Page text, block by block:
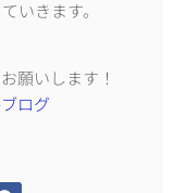
いきます。
願いします！